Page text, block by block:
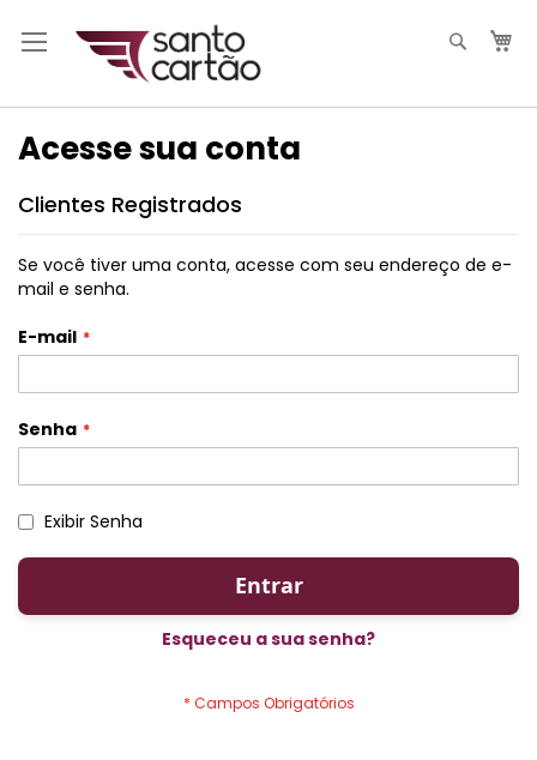
Acesse sua conta
Clientes Registrados
Se você tiver uma conta, acesse com seu endereço de e-
mail e senha.
E-mail
Senha
Exibir Senha
Entrar
Esqueceu a sua senha?